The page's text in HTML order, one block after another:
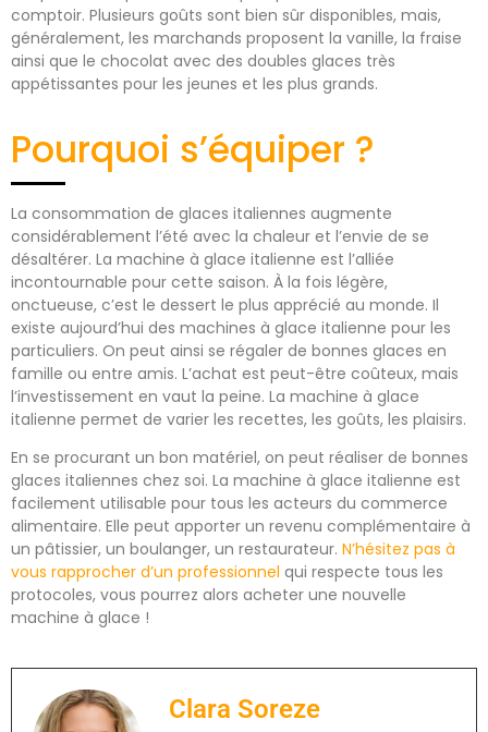
comptoir. Plusieurs goûts sont bien sûr disponibles, mais,
généralement, les marchands proposent la vanille, la fraise
ainsi que le chocolat avec des doubles glaces très
appétissantes pour les jeunes et les plus grands.
Pourquoi s’équiper ?
La consommation de glaces italiennes augmente
considérablement l’été avec la chaleur et l’envie de se
désaltérer. La machine à glace italienne est l’alliée
incontournable pour cette saison. À la fois légère,
onctueuse, c’est le dessert le plus apprécié au monde. Il
existe aujourd’hui des machines à glace italienne pour les
particuliers. On peut ainsi se régaler de bonnes glaces en
famille ou entre amis. L’achat est peut-être coûteux, mais
l’investissement en vaut la peine. La machine à glace
italienne permet de varier les recettes, les goûts, les plaisirs.
En se procurant un bon matériel, on peut réaliser de bonnes
glaces italiennes chez soi. La machine à glace italienne est
facilement utilisable pour tous les acteurs du commerce
alimentaire. Elle peut apporter un revenu complémentaire à
un pâtissier, un boulanger, un restaurateur. N’hésitez pas à
vous rapprocher d’un professionnel qui respecte tous les
protocoles, vous pourrez alors acheter une nouvelle
machine à glace !
Clara Soreze